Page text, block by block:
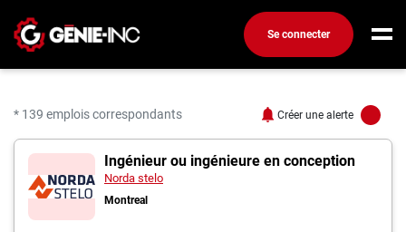
Se connecter
Créez un compte
Emplois
Recherchez un emploi
Compagnies
* 139 emplois correspondants Créer une alerte
139 offres pour
Ingénieur ou ingénieure en conception
Norda stelo
Montreal